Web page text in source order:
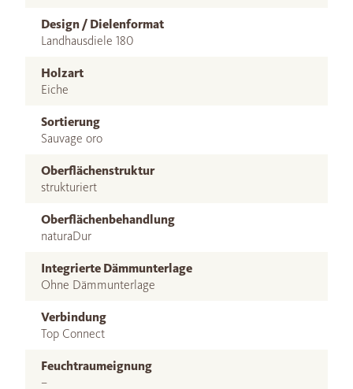
Design / Dielenformat
Landhausdiele 180
Holzart
Eiche
Sortierung
Sauvage oro
Oberflächenstruktur
strukturiert
Oberflächenbehandlung
naturaDur
Integrierte Dämmunterlage
Ohne Dämmunterlage
Verbindung
Top Connect
Feuchtraumeignung
–